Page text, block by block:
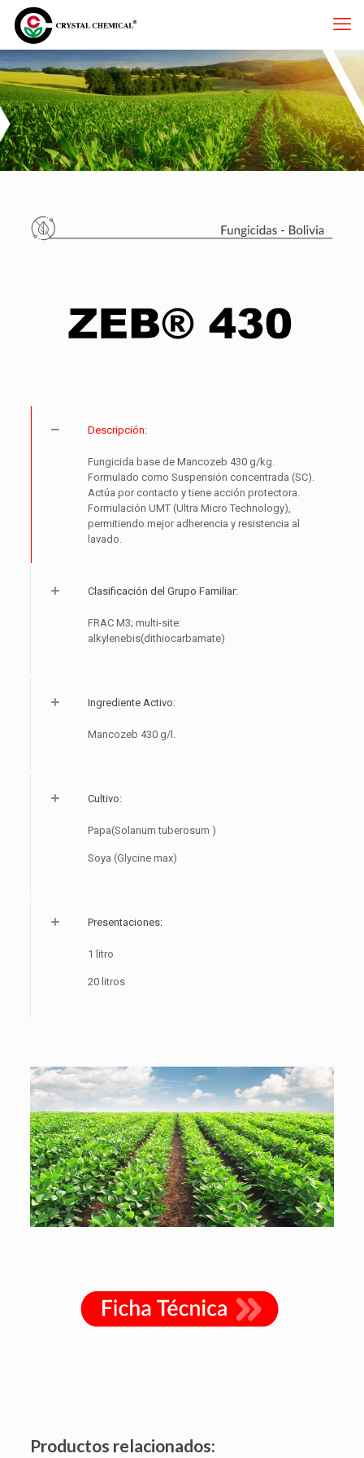
Descripción:
Fungicida base de Mancozeb 430 g/kg.
Formulado como Suspensión concentrada (SC).
Actúa por contacto y tiene acción protectora.
Formulación UMT (Ultra Micro Technology),
permitiendo mejor adherencia y resistencia al
lavado.
Clasificación del Grupo Familiar:
FRAC M3; multi-site:
alkylenebis(dithiocarbamate)
Ingrediente Activo:
Mancozeb 430 g/l.
Cultivo:
Papa(Solanum tuberosum )
Soya (Glycine max)
Presentaciones:
1 litro
20 litros
Productos relacionados: